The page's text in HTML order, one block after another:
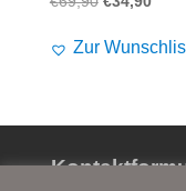
war:
ist:
Zur